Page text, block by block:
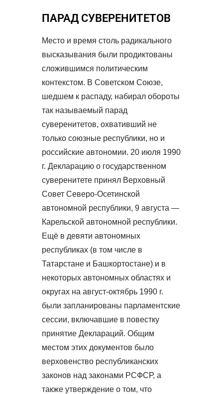
ПАРАД СУВЕРЕНИТЕТОВ
Место и время столь радикального
высказывания были продиктованы
сложившимся политическим
контекстом. В Советском Союзе,
шедшем к распаду, набирал обороты
так называемый парад
суверенитетов, охвативший не
только союзные республики, но и
российские автономии. 20 июля 1990
г. Декларацию о государственном
суверенитете принял Верховный
Совет Северо-Осетинской
автономной республики, 9 августа —
Карельской автономной республики.
Ещё в девяти автономных
республиках (в том числе в
Татарстане и Башкортостане) и в
некоторых автономных областях и
округах на август-октябрь 1990 г.
были запланированы парламентские
сессии, включавшие в повестку
принятие Деклараций. Общим
местом этих документов было
верховенство республиканских
законов над законами РСФСР, а
также утверждение о том, что